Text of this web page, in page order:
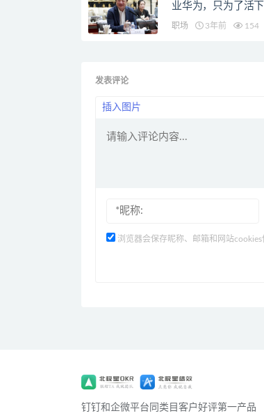
业华为，只为了活下
职场 3年前 154
发表评论
插入图片
浏览器会保存昵称、邮箱和网站cookies
钉钉和企微平台同类目客户好评第一产品